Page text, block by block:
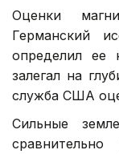
Оценки
Германский
определил ее
залегал на
служба США
Сильные